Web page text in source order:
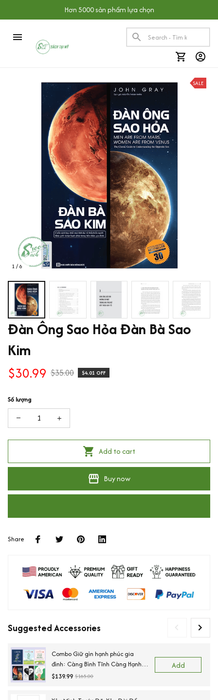
Hơn 5000 sản phẩm lựa chọn
1 / 6
SALE
Đàn Ông Sao Hỏa Đàn Bà Sao
Kim
$30.99 $35.00 $4.01 OFF
Số lượng
Add to cart
Buy now
Share
Suggested Accessories
Combo Giữ gìn hạnh phúc gia
đình: Càng Bình Tĩnh Càng Hạnh
Phúc + Yêu Trong Tỉnh Thức - Từ
$139.99 $165.00
Add